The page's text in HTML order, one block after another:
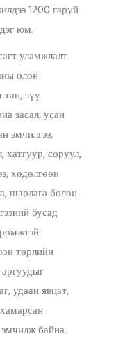
1200 гаруй
юм.
уламжлалт
олон
тан, зүү
засал, усан
эмчилгээ,
хатгуур, соруул,
хөдөлгөөн
шарлага болон
бусад
төрлийн
удаан явцат,
байна.